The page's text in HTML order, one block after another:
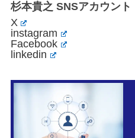
杉本貴之 SNSアカウント
X
instagram
Facebook
linkedin